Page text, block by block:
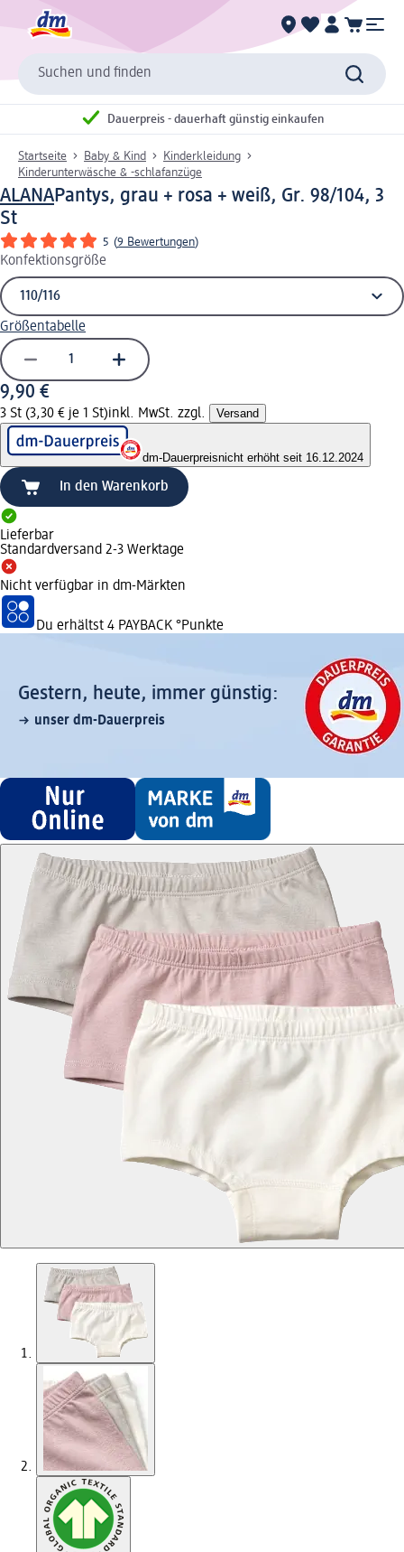
Suchen und finden
Dauerpreis - dauerhaft günstig einkaufen
Startseite Baby & Kind
Kinderkleidung
Kinderunterwäsche & -schlafanzüge
ALANAPantys, grau + rosa + weiß, Gr. 98/104, 3
St
5 (9 Bewertungen)
Konfektionsgröße
Größentabelle
9,90 €
3 St (3,30 € je 1 St)inkl. MwSt. zzgl. Versand
dm-Dauerpreisnicht erhöht seit 16.12.2024
In den Warenkorb
Lieferbar
Standardversand 2-3 Werktage
Nicht verfügbar in dm-Märkten
Du erhältst 4 PAYBACK °Punkte
Gestern, heute, immer günstig:
unser dm-Dauerpreis